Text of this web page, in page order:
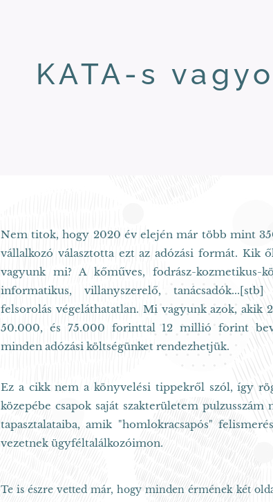
KATA-s
Nem titok, hogy 2020 év elején már több mint
vállalkozó választotta ezt az adózási formát. Kik
vagyunk mi? A kőműves, fodrász-kozmetikus-
informatikus, villanyszerelő,
felsorolás végeláthatatlan. Mi vagyunk azok, akik
50.000, és 75.000 forinttal 12 millió forint
minden adózási költségünket rendezhetjük.
Ez a cikk nem a könyvelési tippekről szól, így
közepébe csapok saját szakterületem pulzusszám
tapasztalataiba, amik "homlokracsapós"
vezetnek ügyféltalálkozóimon.
Te is észre vetted már, hogy minden érmének két